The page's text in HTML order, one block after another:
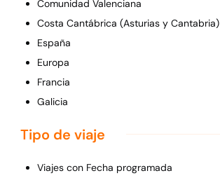
Comunidad Valenciana
Costa Cantábrica (Asturias y Cantabria)
España
Europa
Francia
Galicia
Tipo de viaje
Viajes con Fecha programada